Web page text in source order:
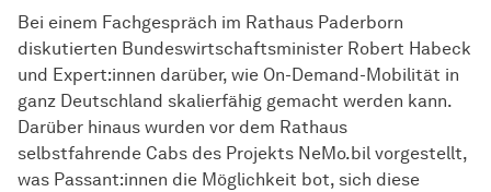
Bei einem Fachgespräch im Rathaus Paderborn
diskutierten Bundeswirtschaftsminister Robert Habeck
und Expert:innen darüber, wie On-Demand-Mobilität in
ganz Deutschland skalierfähig gemacht werden kann.
Darüber hinaus wurden vor dem Rathaus
selbstfahrende Cabs des Projekts NeMo.bil vorgestellt,
was Passant:innen die Möglichkeit bot, sich diese